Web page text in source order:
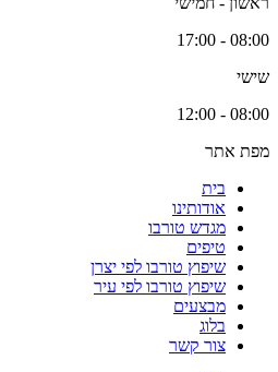
08:00 - 17:00
שישי
08:00 - 12:00
מפת אתר
בית
אודותינו
מגדש טורבו
טיפים
שיפוץ טורבו לפי יצרן
שיפוץ טורבו לפי עיר
מבצעים
בלוג
צור קשר